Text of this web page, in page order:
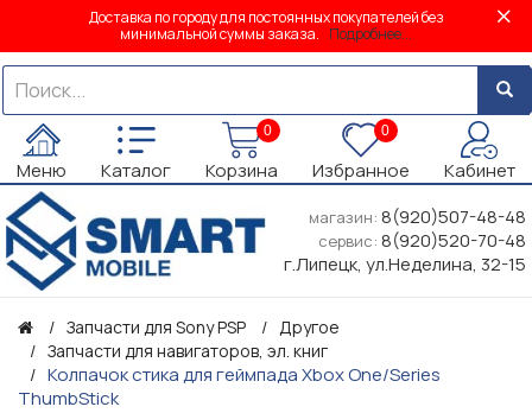
Доставка по городу для постоянных покупателей без
минимальной суммы заказа. Подробнее...
Меню Каталог
0
Корзина
0
Избранное Кабинет
магазин: 8(920)507-48-48
сервис: 8(920)520-70-48
г.Липецк, ул.Неделина, 32-15
Запчасти для Sony PSP
Другое
Запчасти для навигаторов, эл. книг
Колпачок стика для геймпада Xbox One/Series
ThumbStick